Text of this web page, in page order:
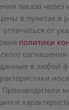
заказа через
в пунктах в
от
политики
данные в любой
Производители
и